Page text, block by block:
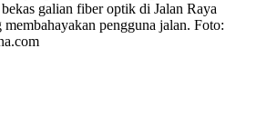
galian fiber optik di Jalan Raya
pengguna jalan. Foto: